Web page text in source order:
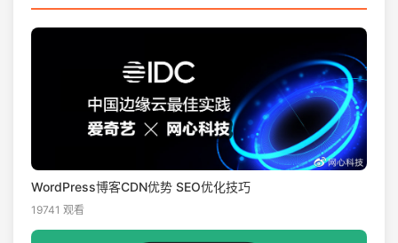
WordPress博客CDN优势 SEO优化技巧
19741 观看